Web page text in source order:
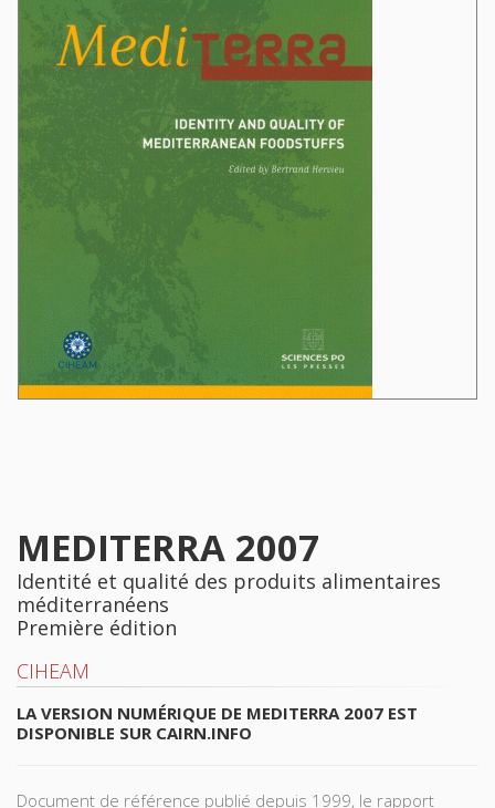
MEDITERRA 2007
Identité et qualité des produits alimentaires
méditerranéens
Première édition
CIHEAM
LA VERSION NUMÉRIQUE DE MEDITERRA 2007 EST
DISPONIBLE SUR CAIRN.INFO
Document de référence publié depuis 1999, le rapport